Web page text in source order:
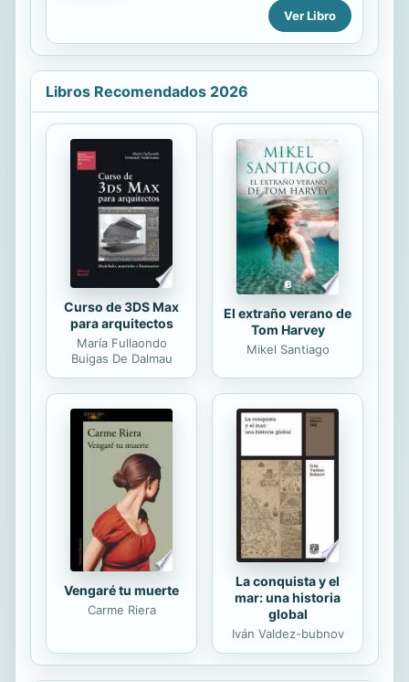
leyendas, máquinas voladoras y otras
realidades. Todo ello bajo el
pensamiento positivo de que
cualquier cosa es posible,...
when he was taken to the hospital
and everything changed.
Ver Libro
Libros Recomendados 2026
Curso de 3DS Max
para arquitectos
María Fullaondo
Buigas De Dalmau
El extraño verano de
Tom Harvey
Mikel Santiago
Vengaré tu muerte
Carme Riera
La conquista y el
mar: una historia
global
Iván Valdez-bubnov